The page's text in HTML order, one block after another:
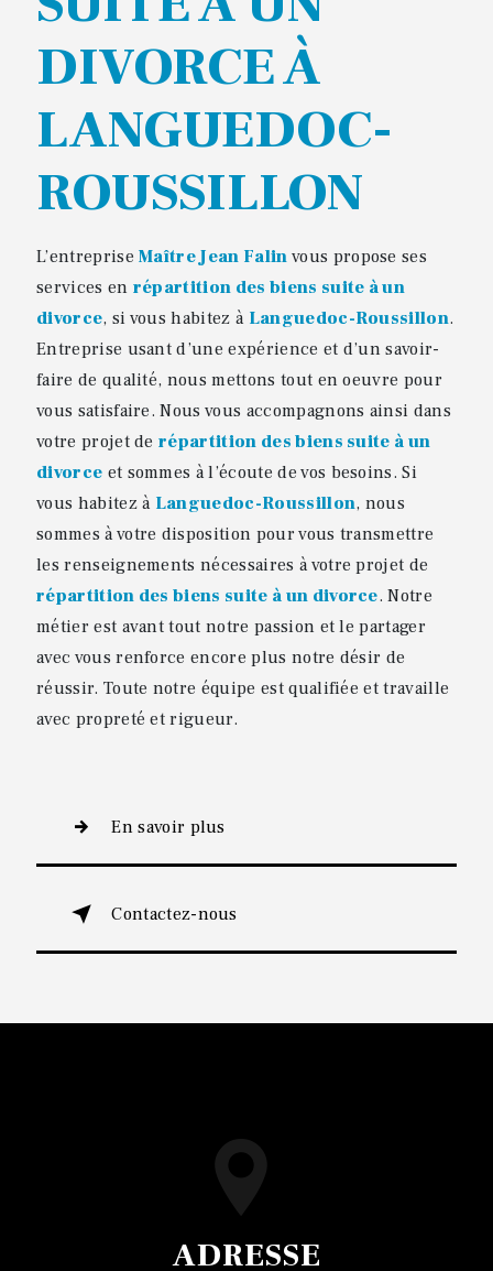
DIVORCE À
LANGUEDOC-
ROUSSILLON
L’entrepriseMaître Jean Falin vous propose ses
services en répartition des biens suite à un
divorce, si vous habitez à Languedoc-Roussillon.
Entreprise usant d’une expérience et d’un savoir-
faire de qualité, nous mettons tout en oeuvre pour
vous satisfaire. Nous vous accompagnons ainsi dans
votre projet derépartition des biens suite à un
divorce et sommes à l’écoute de vos besoins. Si
vous habitez à Languedoc-Roussillon, nous
sommes à votre disposition pour vous transmettre
les renseignements nécessaires à votre projet de
répartition des biens suite à un divorce. Notre
métier est avant tout notre passion et le partager
avec vous renforce encore plus notre désir de
réussir. Toute notre équipe est qualifiée et travaille
avec propreté et rigueur.
En savoir plus
Contactez-nous
ADRESSE